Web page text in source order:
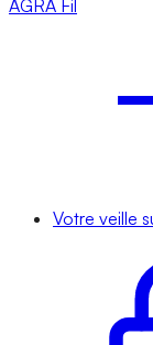
AGRA Fil
Votre veille